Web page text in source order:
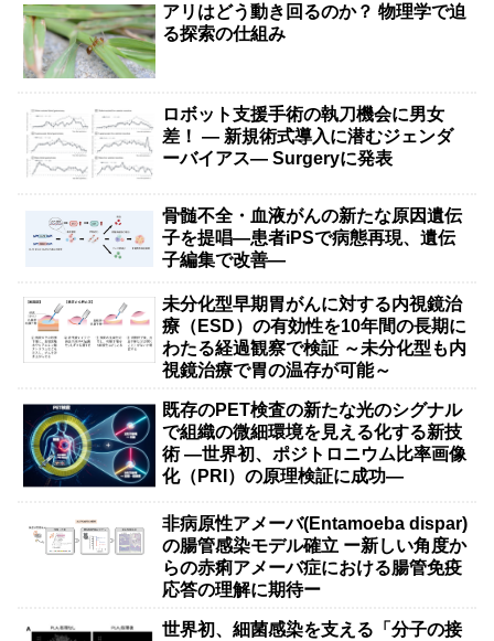
アリはどう動き回るのか？ 物理学で迫
る探索の仕組み
ロボット支援手術の執刀機会に男女
差！ — 新規術式導入に潜むジェンダ
ーバイアス— Surgeryに発表
骨髄不全・血液がんの新たな原因遺伝
子を提唱―患者iPSで病態再現、遺伝
子編集で改善―
未分化型早期胃がんに対する内視鏡治
療（ESD）の有効性を10年間の長期に
わたる経過観察で検証 ～未分化型も内
視鏡治療で胃の温存が可能～
既存のPET検査の新たな光のシグナル
で組織の微細環境を見える化する新技
術 ―世界初、ポジトロニウム比率画像
化（PRI）の原理検証に成功―
非病原性アメーバ(Entamoeba dispar)
の腸管感染モデル確立 ー新しい角度か
らの赤痢アメーバ症における腸管免疫
応答の理解に期待ー
世界初、細菌感染を支える「分子の接